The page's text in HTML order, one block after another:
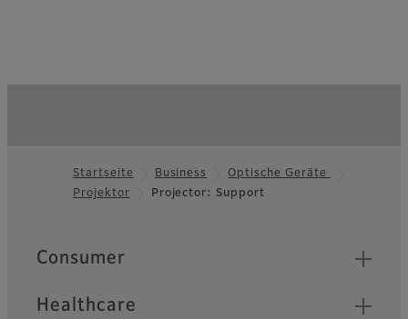
Footer
Startseite Business
Optische Geräte
Projektor
Projector: Support
Quick Links
Consumer
Healthcare